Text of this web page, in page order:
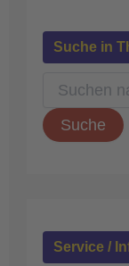
Suche in
c
h
:
Service /